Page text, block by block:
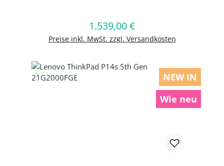
Regulärer Preis:
1.539,00 €
Preise inkl. MwSt. zzgl. Versandkosten
In den Warenkorb
NEW IN
Wie neu